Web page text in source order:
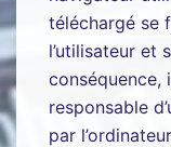
téléchargé se
l’utilisateur et
conséquence,
responsable
par